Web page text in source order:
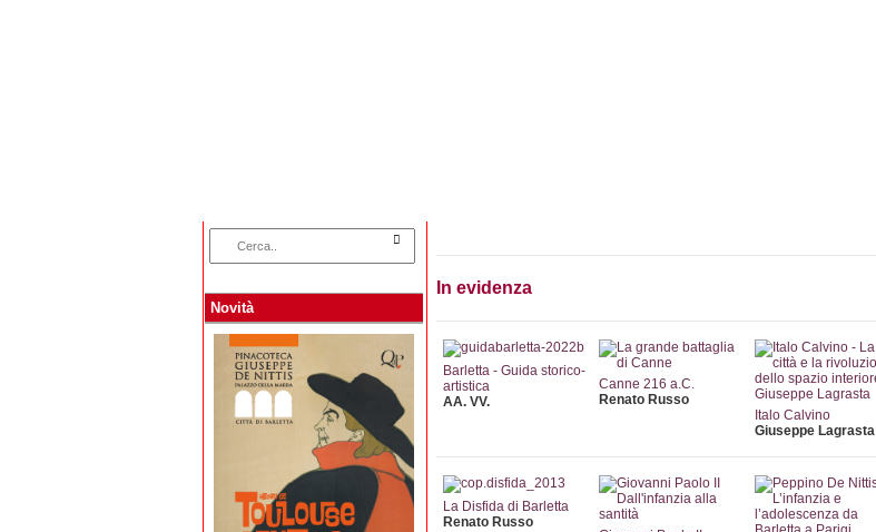
Novità
In evidenza
Barletta - Guida storico-
artistica
AA. VV.
Canne 216 a.C.
Renato Russo
Italo Calvino
Giuseppe Lagrasta
La Disfida di Barletta
Renato Russo